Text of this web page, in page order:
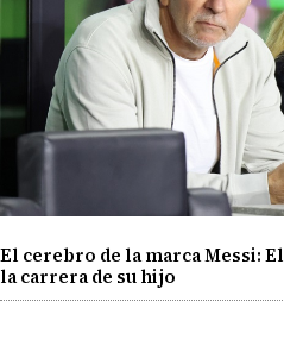
El cerebro de la marca Messi:
la carrera de su hijo